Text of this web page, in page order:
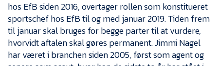
Aktionærinformation
Kontakt
Job i EfB
Presse
hos EfB siden 2016, overtager rollen som konstitueret
sportschef hos EfB til og med januar 2019. Tiden frem
til januar skal bruges for begge parter til at vurdere,
hvorvidt aftalen skal gøres permanent. Jimmi Nagel
har været i branchen siden 2005, først som agent og